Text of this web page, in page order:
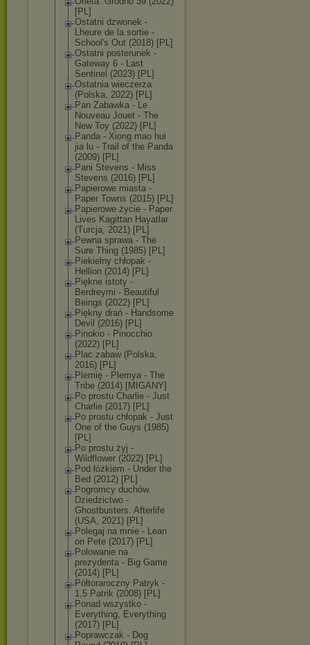
[PL]
Ostatni dzwonek -
Lheure de la sortie -
School's Out (2018) [PL]
Ostatni posterunek -
Gateway 6 - Last
Sentinel (2023) [PL]
Ostatnia wieczerza
(Polska, 2022) [PL]
Pan Zabawka - Le
Nouveau Jouet - The
New Toy (2022) [PL]
Panda - Xiong mao hui
jia lu - Trail of the Panda
(2009) [PL]
Pani Stevens - Miss
Stevens (2016) [PL]
Papierowe miasta -
Paper Towns (2015) [PL]
Papierowe życie - Paper
Lives Kagittan Hayatlar
(Turcja, 2021) [PL]
Pewna sprawa - The
Sure Thing (1985) [PL]
Piekielny chłopak -
Hellion (2014) [PL]
Piękne istoty -
Berdreymi - Beautiful
Beings (2022) [PL]
Piękny drań - Handsome
Devil (2016) [PL]
Pinokio - Pinocchio
(2022) [PL]
Plac zabaw (Polska,
2016) [PL]
Plemię - Plemya - The
Tribe (2014) [MIGANY]
Po prostu Charlie - Just
Charlie (2017) [PL]
Po prostu chłopak - Just
One of the Guys (1985)
[PL]
Po prostu żyj -
Wildflower (2022) [PL]
Pod łóżkiem - Under the
Bed (2012) [PL]
Pogromcy duchów.
Dziedzictwo -
Ghostbusters. Afterlife
(USA, 2021) [PL]
Polegaj na mnie - Lean
on Pete (2017) [PL]
Polowanie na
prezydenta - Big Game
(2014) [PL]
Półtoraroczny Patryk -
1,5 Patrik (2008) [PL]
Ponad wszystko -
Everything, Everything
(2017) [PL]
Poprawczak - Dog